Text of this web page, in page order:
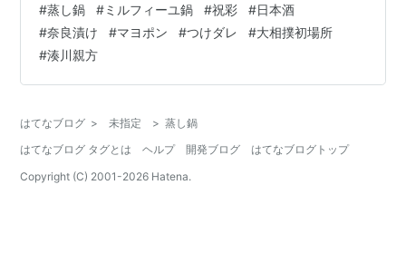
力蒸留酒を選んでいるので お正月くらいの楽しみですが
日本酒は やはり味がふくよかで おいしいです 夕方は 大
相撲初場所2日目 テレビ観戦できました 湊川親方の解説
が 光った2日目でした 本日も ごちそうさまでした ランキ
#蒸し鍋 #ミルフィーユ鍋 #祝彩 #日本酒
#奈良漬け #マヨポン #つけダレ #大相撲初場所
#湊川親方
はてなブログ > 未指定 > 蒸し鍋
はてなブログ タグとは
ヘルプ 開発ブログ
はてなブログトップ
Copyright (C) 2001-2026 Hatena.